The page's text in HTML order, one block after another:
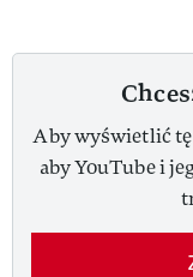
Aby wyświetlić
aby YouTube i